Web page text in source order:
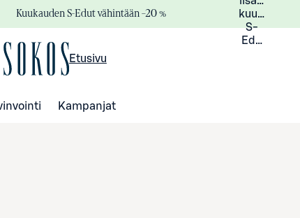
Kuukauden S-Edut vähintään –20 %
kuukauden
S-
Eduista
Etusivu
Kampanjat